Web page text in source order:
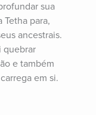
sua
para,
ancestrais.
quebrar
e também
em si.